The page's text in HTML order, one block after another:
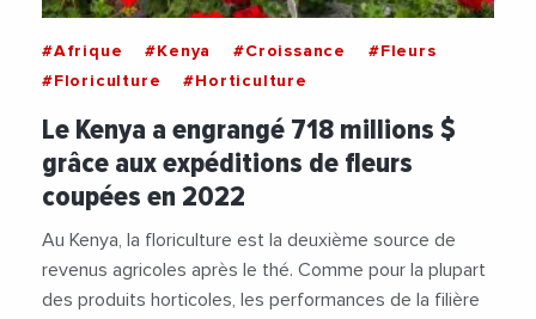
#Afrique #Kenya #Croissance
#Fleurs
#Floriculture
#Horticulture
Le Kenya a engrangé 718 millions $
grâce aux expéditions de fleurs
coupées en 2022
Au Kenya, la floriculture est la deuxième source de
revenus agricoles après le thé. Comme pour la plupart
des produits horticoles, les performances de la filière